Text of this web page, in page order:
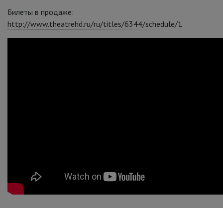
Билеты в продаже:
http://www.theatrehd.ru/ru/titles/6344/schedule/1